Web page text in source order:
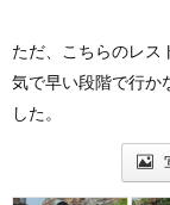
ただ、こちらのレス
気で早い段階で行か
した。